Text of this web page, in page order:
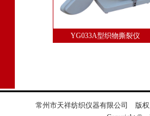
YG033A型织物撕裂仪
常州市天祥纺织仪器有限公司 版